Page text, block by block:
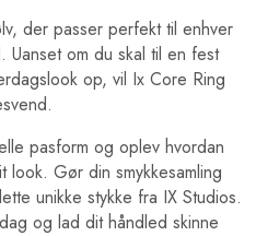
der passer perfekt til enhver
om du skal til en fest
op, vil Ix Core Ring
pasform og oplev hvordan
look. Gør din smykkesamling
unikke stykke fra IX Studios.
og lad dit håndled skinne